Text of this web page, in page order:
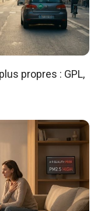
propres : GPL,